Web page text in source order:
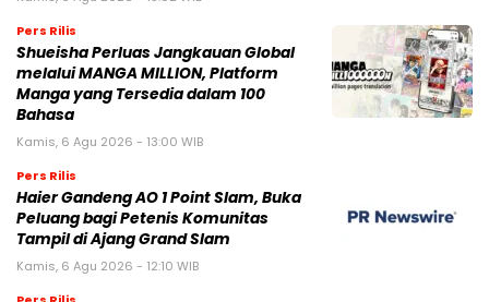
Pers Rilis
Shueisha Perluas Jangkauan Global
melalui MANGA MILLION, Platform
Manga yang Tersedia dalam 100
Bahasa
Kamis, 6 Agu 2026 - 13:00 WIB
Pers Rilis
Haier Gandeng AO 1 Point Slam, Buka
Peluang bagi Petenis Komunitas
Tampil di Ajang Grand Slam
Kamis, 6 Agu 2026 - 12:10 WIB